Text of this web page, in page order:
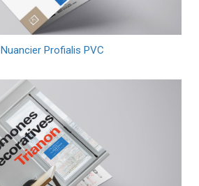
Nuancier Profialis PVC